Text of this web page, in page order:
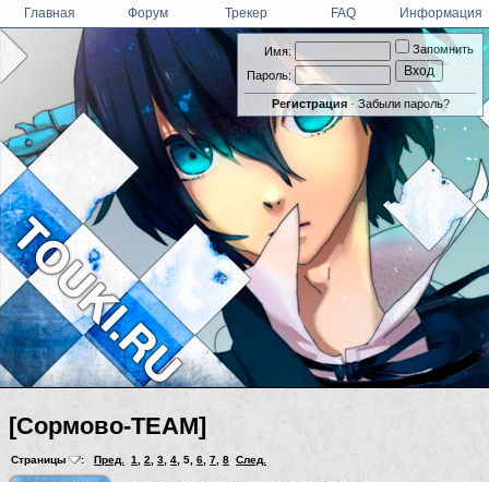
Имя:
Пароль:
Запомнить
Регистрация· Забыли пароль?
Главная Форум Трекер FAQ Информация
[Сормово-TEAM]
Страницы : Пред. 1, 2, 3, 4, 5, 6, 7, 8 След.